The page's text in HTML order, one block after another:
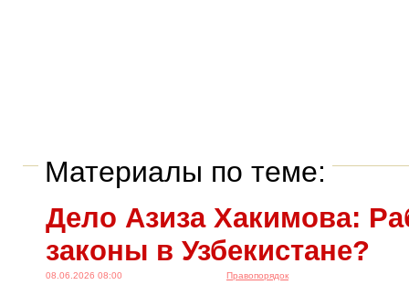
Материалы по теме:
Дело Азиза Хакимова:
законы в Узбекистане?
08.06.2026 08:00 Правопорядок